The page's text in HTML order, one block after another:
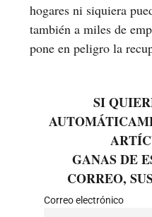
hogares ni siquiera
también a miles de
pone en peligro la
SI
GANAS DE
CORREO,
Correo electrónico